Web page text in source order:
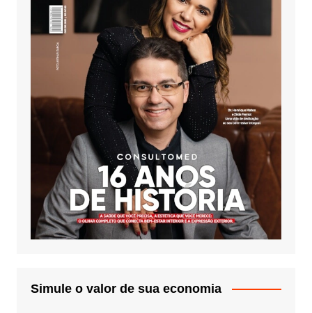
Simule o valor de sua economia